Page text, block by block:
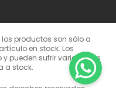
los productos son sólo a
en stock. Los
pueden sufrir variaciones
a stock.